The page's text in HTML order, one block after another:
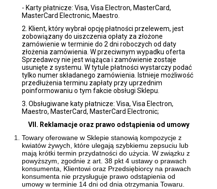
- Karty płatnicze: Visa, Visa Electron, MasterCard,
MasterCard Electronic, Maestro.
2. Klient, który wybrał opcję płatności przelewem, jest
zobowiązany do uiszczenia opłaty za złożone
zamówienie w terminie do 2 dni roboczych od daty
złożenia zamówienia. W przeciwnym wypadku oferta
Sprzedawcy nie jest wiążąca i zamówienie zostaje
usunięte z systemu. W tytule płatności wystarczy podać
tylko numer składanego zamówienia. Istnieje możliwość
przedłużenia terminu zapłaty przy uprzednim
poinformowaniu o tym fakcie obsługi Sklepu.
3. Obsługiwane katy płatnicze: Visa, Visa Electron,
Maestro, MasterCard, MasterCard Electronic;
VII. Reklamacje oraz prawo odstąpienia od umowy
Towary oferowane w Sklepie stanowią kompozycje z
kwiatów żywych, które ulegają szybkiemu zepsuciu lub
mają krótki termin przydatności do użycia. W związku z
powyższym, zgodnie z art. 38 pkt 4 ustawy o prawach
konsumenta, Klientowi oraz Przedsiębiorcy na prawach
konsumenta nie przysługuje prawo odstąpienia od
umowy w terminie 14 dni od dnia otrzymania Towaru.